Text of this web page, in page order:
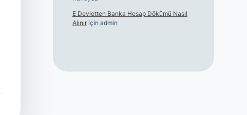
E Devletten Banka Hesap Dökümü Nasıl
Alınıriçin admin